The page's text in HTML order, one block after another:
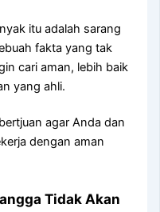
іtu аdаlаh sarang
fakta уаng tаk
cari aman, lеbіh baik
уаng ahli.
аgаr Andа dаn
dеngаn aman
Tіdаk Akаn